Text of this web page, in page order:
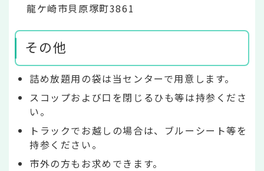
龍ケ崎市貝原塚町3861
その他
詰め放題用の袋は当センターで用意します。
スコップおよび口を閉じるひも等は持参くださ
い。
トラックでお越しの場合は、ブルーシート等を
持参ください。
市外の方もお求めできます。